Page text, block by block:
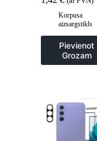
stikla – 2 gab.
Korpusa
aizsargstikls
Pievienot
Grozam